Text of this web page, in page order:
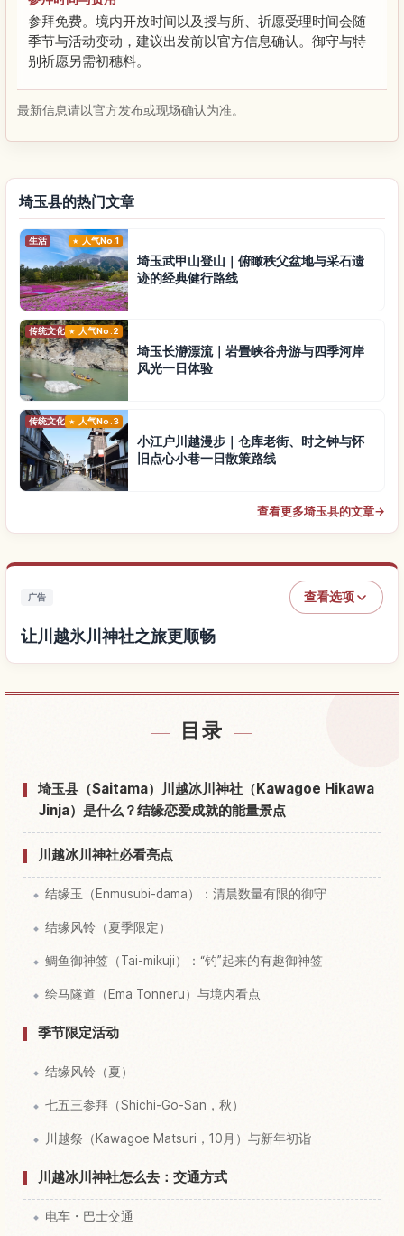
参拜免费。境内开放时间以及授与所、祈愿受理时间会随
季节与活动变动，建议出发前以官方信息确认。御守与特
别祈愿另需初穗料。
最新信息请以官方发布或现场确认为准。
埼玉县的热门文章
生活 人气No.1
埼玉武甲山登山｜俯瞰秩父盆地与采石遗
迹的经典健行路线
传统文化 人气No.2
埼玉长瀞漂流｜岩畳峡谷舟游与四季河岸
风光一日体验
传统文化 人气No.3
小江户川越漫步｜仓库老街、时之钟与怀
旧点心小巷一日散策路线
查看更多埼玉县的文章→
广告 查看选项
让川越氷川神社之旅更顺畅
目录
埼玉县（Saitama）川越冰川神社（Kawagoe Hikawa
Jinja）是什么？结缘恋爱成就的能量景点
川越冰川神社必看亮点
结缘玉（Enmusubi-dama）：清晨数量有限的御守
结缘风铃（夏季限定）
鲷鱼御神签（Tai-mikuji）：“钓”起来的有趣御神签
绘马隧道（Ema Tonneru）与境内看点
季节限定活动
结缘风铃（夏）
七五三参拜（Shichi-Go-San，秋）
川越祭（Kawagoe Matsuri，10月）与新年初诣
川越冰川神社怎么去：交通方式
电车・巴士交通